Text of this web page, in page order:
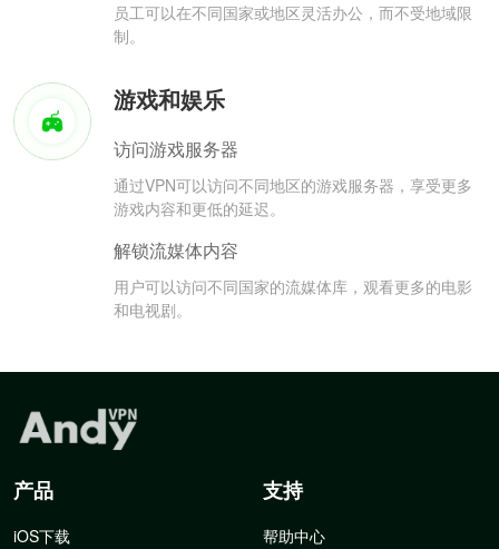
员工可以在不同国家或地区灵活办公，而不受地域限
制。
游戏和娱乐
访问游戏服务器
通过VPN可以访问不同地区的游戏服务器，享受更多
游戏内容和更低的延迟。
解锁流媒体内容
用户可以访问不同国家的流媒体库，观看更多的电影
和电视剧。
产品
iOS下载
支持
帮助中心